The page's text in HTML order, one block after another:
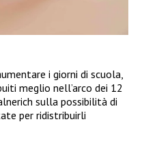
i giorni di scuola,
meglio nell’arco dei 12
sulla possibilità di
per ridistribuirli